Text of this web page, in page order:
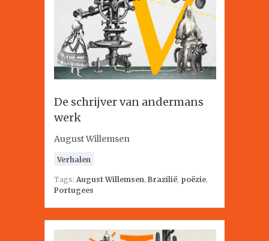
De schrijver van andermans
werk
August Willemsen
Verhalen
Tags: August Willemsen, Brazilië, poëzie,
Portugees